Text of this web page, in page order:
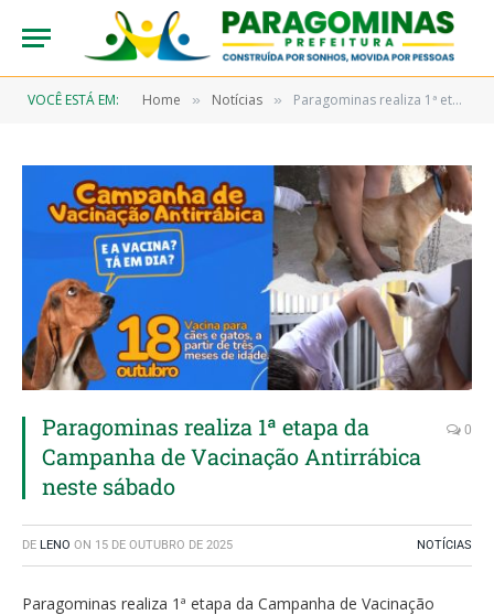
VOCÊ ESTÁ EM: Home » Notícias » Paragominas realiza 1ª etapa da Campanha de Vacinação Antirrábica neste sábado
Paragominas realiza 1ª etapa da
Campanha de Vacinação Antirrábica
neste sábado
0
DE LENO ON 15 DE OUTUBRO DE 2025 NOTÍCIAS
Paragominas realiza 1ª etapa da Campanha de Vacinação